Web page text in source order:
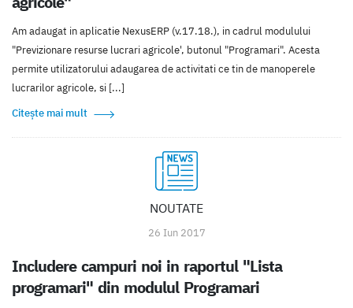
Am adaugat in aplicatie NexusERP (v.17.18.), in cadrul modulului
"Previzionare resurse lucrari agricole', butonul "Programari". Acesta
permite utilizatorului adaugarea de activitati ce tin de manoperele
lucrarilor agricole, si [...]
Citește mai mult
NOUTATE
26 Iun 2017
Includere campuri noi in raportul "Lista
programari" din modulul Programari